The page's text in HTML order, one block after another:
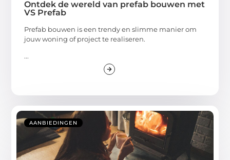
Ontdek de wereld van prefab bouwen met
VS Prefab
Prefab bouwen is een trendy en slimme manier om
jouw woning of project te realiseren.
...
AANBIEDINGEN